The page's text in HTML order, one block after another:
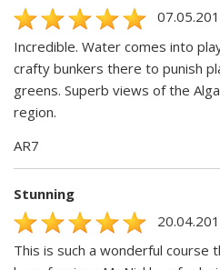
Incredible. Water comes into
crafty bunkers there to punish
greens. Superb views of the
region.
AR7
Stunning
This is such a wonderful course